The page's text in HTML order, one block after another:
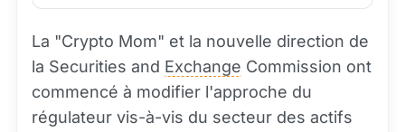
La "Crypto Mom" et la nouvelle direction de
la Securities and Exchange Commission ont
commencé à modifier l'approche du
régulateur vis-à-vis du secteur des actifs